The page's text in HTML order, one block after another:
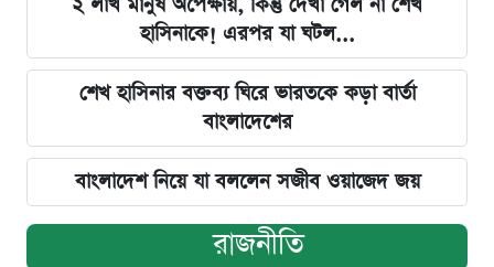
হাসিনাকে! এরপর যা ঘটল...
শেখ হাসিনার বক্তব্য ঘিরে ভারতকে কড়া বার্তা
বাংলাদেশের
বাংলাদেশ নিয়ে যা বললেন সজীব ওয়াজেদ জয়
রাজনীতি